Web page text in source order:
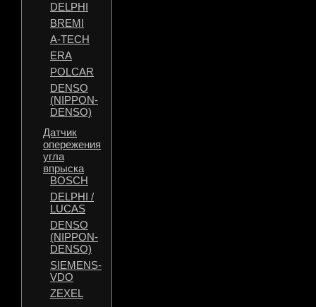
DELPHI
BREMI
A-TECH
ERA
POLCAR
DENSO
(NIPPON-
DENSO)
Датчик
опережения
угла
впрыска
BOSCH
DELPHI /
LUCAS
DENSO
(NIPPON-
DENSO)
SIEMENS-
VDO
ZEXEL